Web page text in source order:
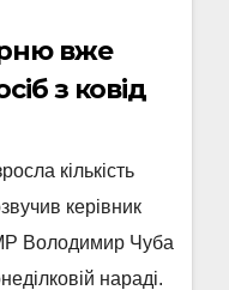
вже
з ковід
кількість
керівник
Володимир Чуба
нараді.